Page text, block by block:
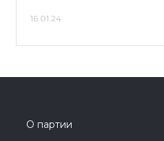
16.01.24
О партии